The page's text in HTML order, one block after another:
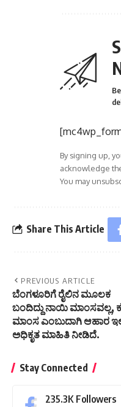
By signing up,
acknowledge
You may
Share This Article
PREVIOUS ARTICLE
ಬೆಂಗಳೂರಿಗೆ ರೈಲಿನ ಮೂಲಕ
ಬಂದಿದ್ದು ನಾಯಿ ಮಾಂಸವಲ್ಲ,
ಮಾಂಸ ಎಂಬುದಾಗಿ ಆಹಾರ
ಅಧಿಕೃತ ಮಾಹಿತಿ ನೀಡಿದೆ.
Stay Connected
235.3K Followers